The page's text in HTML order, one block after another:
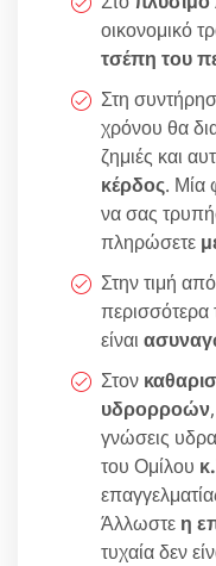
οικονομικό
τσέπη του
Στη
χρόνου θα
ζημιές και
κέρδος. Μία
να σας
πληρώσετε
Στην τιμή
είναι
Στον
υδρορροών
γνώσεις
του Ομίλου
Άλλωστε η
τυχαία δεν